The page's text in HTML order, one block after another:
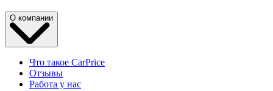
О компании
Что такое CarPrice
Отзывы
Работа у нас